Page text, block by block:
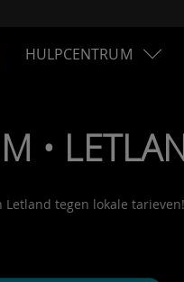
HULPCENTRUM
•
tegen lokale